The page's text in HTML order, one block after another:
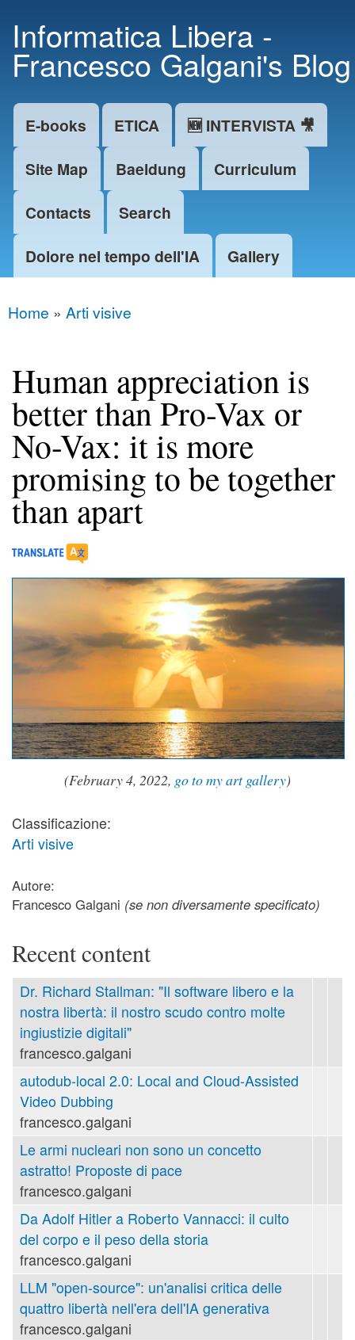
main
content
Informatica Libera -
Francesco Galgani's Blog
Main menu
E-books ETICA
🆕 INTERVISTA 🎥
Site Map
Baeldung
Curriculum
Contacts
Search
Dolore nel tempo dell'IA
Gallery
You are here
Home » Arti visive
Human appreciation is
better than Pro-Vax or
No-Vax: it is more
promising to be together
than apart
(February 4, 2022, go to my art gallery)
Classificazione:
Arti visive
Autore:
Francesco Galgani (se non diversamente specificato)
Recent content
Dr. Richard Stallman: "Il software libero e la
nostra libertà: il nostro scudo contro molte
ingiustizie digitali"
francesco.galgani
autodub-local 2.0: Local and Cloud-Assisted
Video Dubbing
francesco.galgani
Le armi nucleari non sono un concetto
astratto! Proposte di pace
francesco.galgani
Da Adolf Hitler a Roberto Vannacci: il culto
del corpo e il peso della storia
francesco.galgani
LLM "open-source": un'analisi critica delle
quattro libertà nell'era dell'IA generativa
francesco.galgani